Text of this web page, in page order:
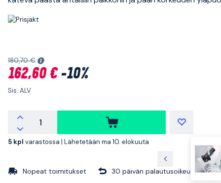
180,70 €
162,60 €-10%
Sis. ALV
5 kpl varastossa | Lähetetään ma 10. elokuuta
Nopeat toimitukset 30 päivän palautusoikeus